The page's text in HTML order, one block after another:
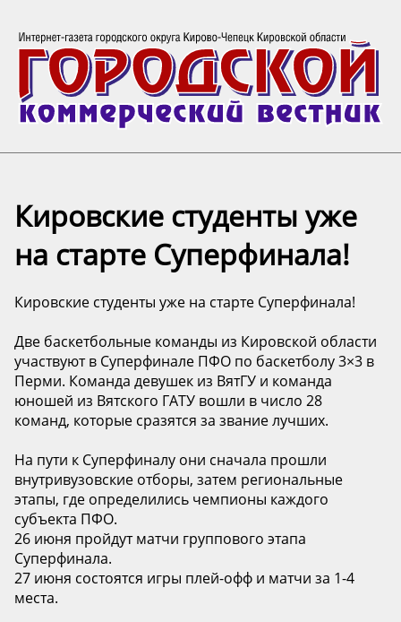
Кировские студенты уже
на старте Суперфинала!
Кировские студенты уже на старте Суперфинала!
Две баскетбольные команды из Кировской области
участвуют в Суперфинале ПФО по баскетболу 3×3 в
Перми. Команда девушек из ВятГУ и команда
юношей из Вятского ГАТУ вошли в число 28
команд, которые сразятся за звание лучших.
На пути к Суперфиналу они сначала прошли
внутривузовские отборы, затем региональные
этапы, где определились чемпионы каждого
субъекта ПФО.
26 июня пройдут матчи группового этапа
Суперфинала.
27 июня состоятся игры плей-офф и матчи за 1-4
места.